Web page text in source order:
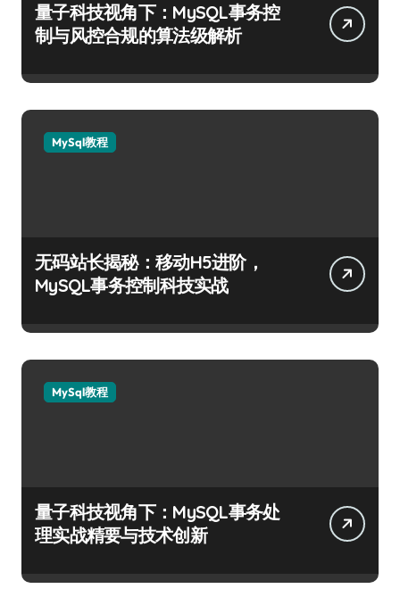
量子科技视角下：MySQL事务控
制与风控合规的算法级解析
MySql教程
无码站长揭秘：移动H5进阶，
MySQL事务控制科技实战
MySql教程
量子科技视角下：MySQL事务处
理实战精要与技术创新